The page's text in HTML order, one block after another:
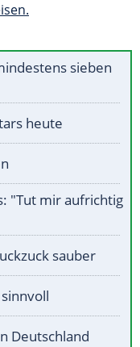
sieben
heute
"Tut mir aufrichtig
sauber
Deutschland